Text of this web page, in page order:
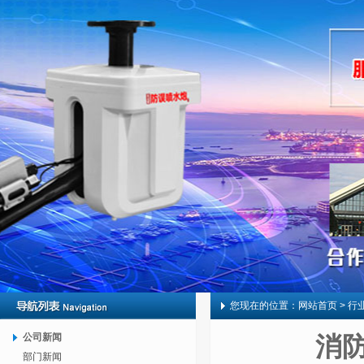
公司新闻
部门新闻
您现在的位置： 网站首页 > 行
消